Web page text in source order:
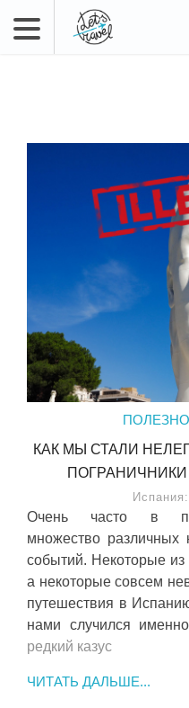
КАК МЫ СТАЛИ
Очень часто в
множество различных
событий. Некоторые из
а некоторые совсем
путешествия в
нами случился
редкий казус
ЧИТАТЬ ДАЛЬШЕ...